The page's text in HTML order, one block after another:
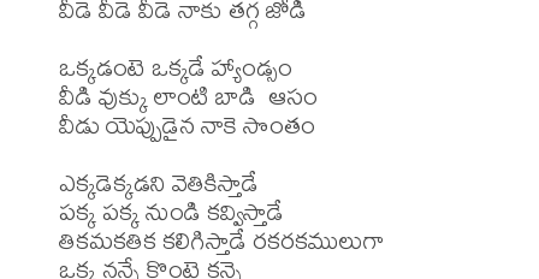
ఒక్కడంటె ఒక్కడే హ్యాండ్సం
వీడి వుక్కు లాంటి బాడి  ఆసం
వీడు యెప్పుడైన నాకె సొంతం
ఎక్కడెక్కడని వెతికిస్తాడే
పక్క పక్క నుండి కవ్విస్తాడే
తికమకతిక కలిగిస్తాడే రకరకములుగా
ఒక్క నన్నే కొంటె కన్నై